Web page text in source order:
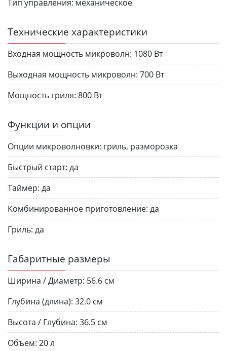
Тип управления: механическое
Технические характеристики
Входная мощность микроволн: 1080 Вт
Выходная мощность микроволн: 700 Вт
Мощность гриля: 800 Вт
Функции и опции
Опции микроволновки: гриль, разморозка
Быстрый старт: да
Таймер: да
Комбинированное приготовление: да
Гриль: да
Габаритные размеры
Ширина / Диаметр: 56.6 см
Глубина (длина): 32.0 см
Высота / Глубина: 36.5 см
Объем: 20 л